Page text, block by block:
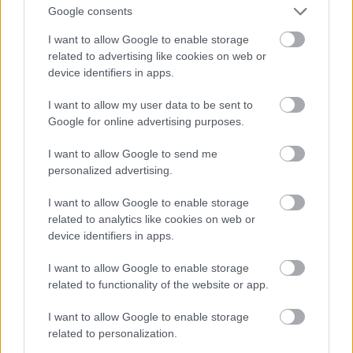
Google consents
I want to allow Google to enable storage
related to advertising like cookies on web or
device identifiers in apps.
I want to allow my user data to be sent to
Google for online advertising purposes.
I want to allow Google to send me
personalized advertising.
I want to allow Google to enable storage
related to analytics like cookies on web or
device identifiers in apps.
I want to allow Google to enable storage
related to functionality of the website or app.
I want to allow Google to enable storage
related to personalization.
frissen beadva is, a terjesztés ellen nem... mit kell itt
még magyarázni?
Sajnos a helyzet nem ennyire egyszerű: van két
dolog, ami nem illeszkednek a kirakósba.
Az egyik, hogy az a narratíva/problémafelvetés, hogy
előretört a szamárköhögés" igazán ugyan Angliára
vagy az Egyesült Államokra (bár a dolog dinamikája
már az aP-ra átálláselőttmegindult, legfeljebb csak
felgyorsult utána), de más országok esetében vagy
még lényegesebben eltért a görbe alakulása, vagy
egyáltalán nem is tapasztalták ezt a jelenséget. Hogy
mást ne mondjak,itt vanMagyarország: 12 éve
áttértünk az aP-ra és mégsincs semmilyen
előretörés! (Lehetne azt mondani, hogy nálunk
aluldiagnosztizált a pertussis, és persze ez tényleg
így van, biztos, hogy a felnőttkori esetek egy jó része